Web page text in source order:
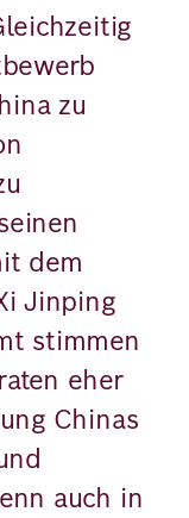
zu
dem
Jinping
stimmen
eher
Chinas
auch in